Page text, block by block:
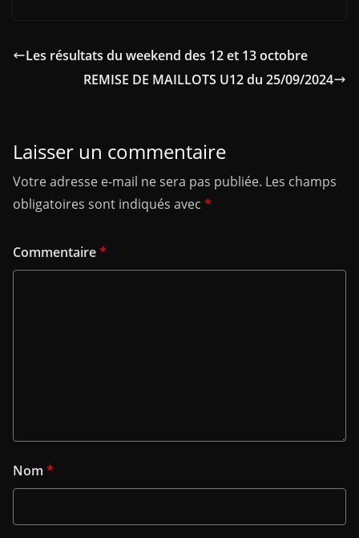
Les résultats du weekend des 12 et 13 octobre
REMISE DE MAILLOTS U12 du 25/09/2024
Laisser un commentaire
Votre adresse e-mail ne sera pas publiée. Les champs
obligatoires sont indiqués avec *
Commentaire*
Nom *